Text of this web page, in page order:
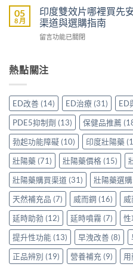
分
享
正
道、
價
與
真
實
使
用
心
得〉
中
鋼
嗎？
港
購
必
讀
的
注
意
事
項〉
中
評
價：
雙
效
加
配
方，
香
港
用
家
真
實
使
用
心
得〉
中
學
名
藥
邊
一
較
Sidegra、
VI[DK]
與
保
羅
紅
鑽〉
中
05
8 月
印度雙效片哪裡買先
渠道與選購指南
在
雙
效
哪
裡
買
先
安
心？
香
港
用
家
親
身
分
享
正
貨
渠
留言功能已關閉
熱點關注
ED改善 (14) ED治療 (31) ED
PDE5抑制劑 (13) 保健品推薦
勃起功能障礙 (10) 印度壯陽藥
壯陽藥 (71) 壯陽藥價格 (15)
壯陽藥購買渠道 (31) 壯陽藥選購
天然補充品 (7) 威而鋼 (16)
延時助勃 (12) 延時噴霧 (7) 性
提升性功能 (13) 早洩改善 (8)
正品辨別 (19) 營養補充 (9)